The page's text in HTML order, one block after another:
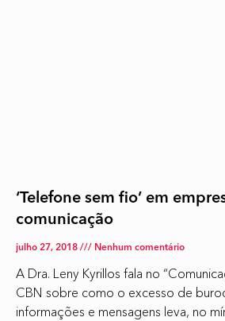
‘Telefone sem fio’ em
comunicação
julho 27, 2018 Nenhum comentário
A Dra. Leny Kyrillos fala no
CBN sobre como o excesso de
informações e mensagens leva, no